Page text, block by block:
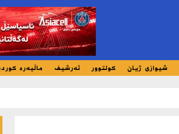
شیوازی ژیان کولتوور ئەرشیف ماڵپەرە